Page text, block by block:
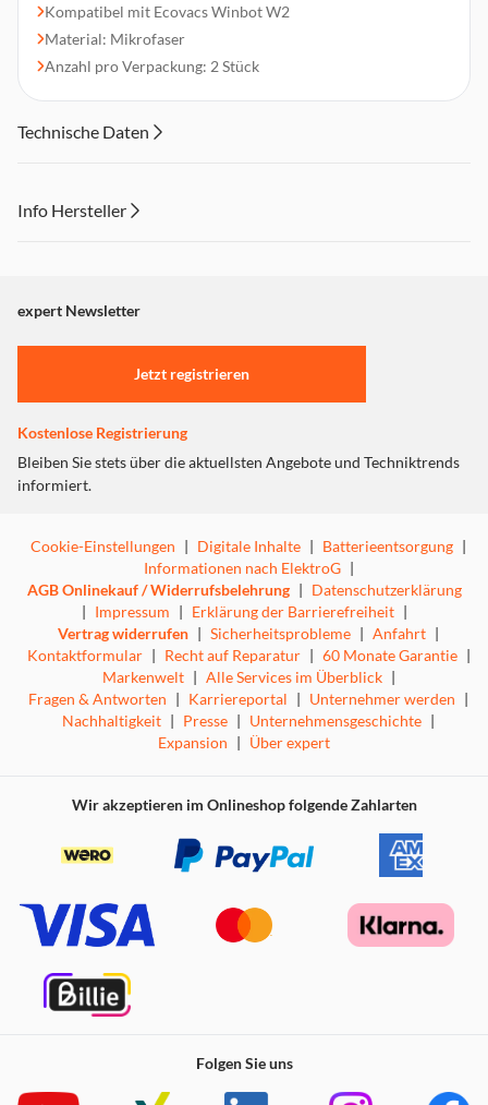
Kompatibel mit Ecovacs Winbot W2
Material: Mikrofaser
Anzahl pro Verpackung: 2 Stück
Technische Daten
Info Hersteller
"Marketing".
Einstellungen anpassen
expert Newsletter
Jetzt registrieren
Kostenlose Registrierung
Bleiben Sie stets über die aktuellsten Angebote und Techniktrends
informiert.
Cookie-Einstellungen | Digitale Inhalte | Batterieentsorgung |
Informationen nach ElektroG |
AGB Onlinekauf / Widerrufsbelehrung | Datenschutzerklärung
| Impressum | Erklärung der Barrierefreiheit |
Vertrag widerrufen | Sicherheitsprobleme | Anfahrt |
Kontaktformular | Recht auf Reparatur | 60 Monate Garantie |
Markenwelt | Alle Services im Überblick |
Fragen & Antworten | Karriereportal | Unternehmer werden |
Nachhaltigkeit | Presse | Unternehmensgeschichte |
Expansion | Über expert
Wir akzeptieren im Onlineshop folgende Zahlarten
Folgen Sie uns